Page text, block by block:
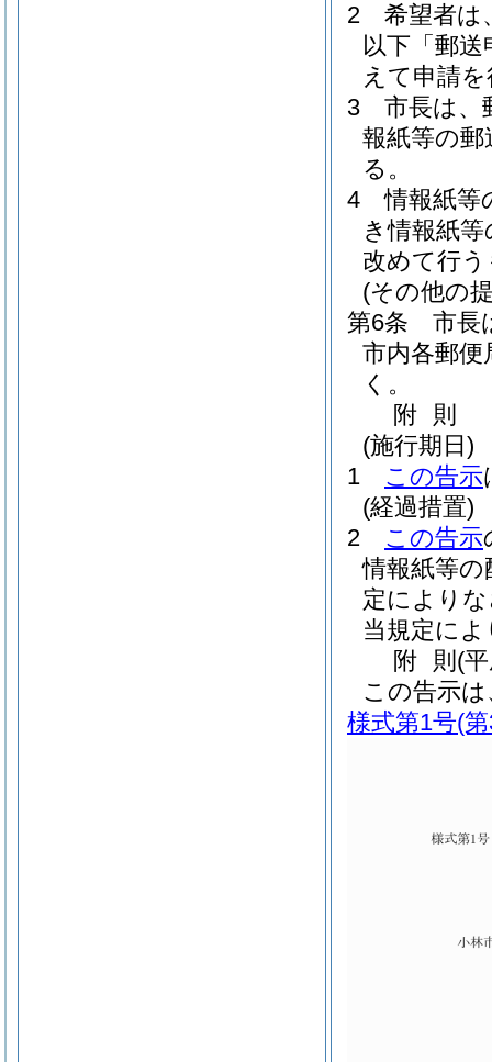
2
希望者は
以下「郵
えて申請
3
市長は、
報紙等の郵
る。
4
情報紙等
き情報紙
改めて行
(その他の
第6条
市長
市内各郵
く。
附 則
(施行期日)
1
この告示
(経過措置)
2
この告示
情報紙等
定により
当規定に
附 則 (
この告示
様式第1号(